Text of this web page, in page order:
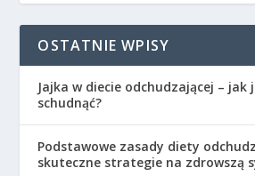
OSTATNIE WPISY
Jajka w diecie odchudzającej – jak
schudnąć?
Podstawowe zasady diety
skuteczne strategie na zdrowszą